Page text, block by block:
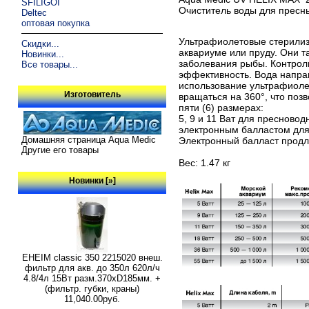
SFILIGOI
Deltec
оптовая покупка
Скидки...
Новинки...
Все товары...
Изготовитель
Домашняя страница Aqua Medic
Другие его товары
Новинки [»]
EHEIM classic 350 2215020 внеш.
фильтр для акв. до 350л 620л/ч
4.8/4л 15Вт разм.370хD185мм. +
(фильтр. губки, краны)
11,040.00руб.
Очиститель воды для
Ультрафиолетовые
аквариуме или пруду. Они
заболевания рыбы.
эффективность. Вода
использование
вращаться на 360°, что
пяти (6) размерах:
5, 9 и 11 Ват для
электронным балластом
Электронный балласт
Вес: 1.47 кг